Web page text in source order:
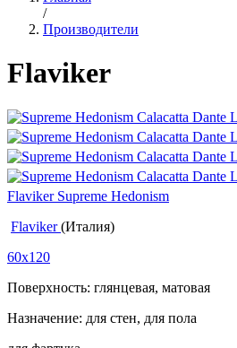
/
Производители
Flaviker
Flaviker Supreme Hedonism
Flaviker(Италия)
60x120
Поверхность: глянцевая, матовая
Назначение: для стен, для пола